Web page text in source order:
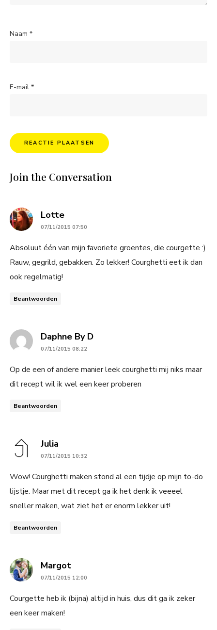
Naam *
E-mail *
Join the Conversation
Lottesays:
07/11/2015 07:50
Absoluut één van mijn favoriete groentes, die courgette :)
Rauw, gegrild, gebakken. Zo lekker! Courghetti eet ik dan
ook regelmatig!
Beantwoorden
Daphne By Dsays:
07/11/2015 08:22
Op de een of andere manier leek courghetti mij niks maar
dit recept wil ik wel een keer proberen
Beantwoorden
Julia
07/11/2015 10:32
Wow! Courghetti maken stond al een tijdje op mijn to-do
lijstje. Maar met dit recept ga ik het denk ik veeeel
sneller maken, wat ziet het er enorm lekker uit!
Beantwoorden
Margotsays:
07/11/2015 12:00
Courgette heb ik (bijna) altijd in huis, dus dit ga ik zeker
een keer maken!